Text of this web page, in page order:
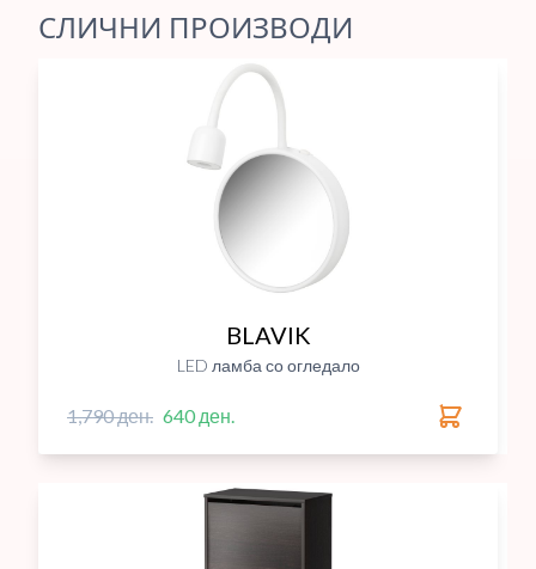
СЛИЧНИ ПРОИЗВОДИ
BLAVIK
LED ламба со огледало
1,790 ден. 640 ден.